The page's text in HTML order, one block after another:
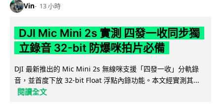
Vin 13 小時
DJI Mic Mini 2s 實測 四發一收同步獨
立錄音 32-bit 防爆咪拍片必備
DJI 最新推出的 Mic Mini 2s 無線咪支援「四發一收」分軌錄
音，並首度下放 32-bit Float 浮點內錄功能。本文經實測其...
閱讀全文